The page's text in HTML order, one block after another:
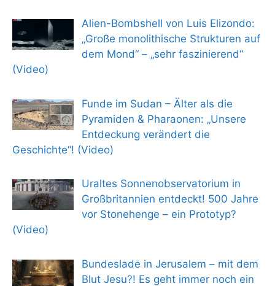
Alien-Bombshell von Luis Elizondo:
„Große monolithische Strukturen auf
dem Mond“ – „sehr faszinierend“
(Video)
Funde im Sudan – Älter als die
Pyramiden & Pharaonen: „Unsere
Entdeckung verändert die
Geschichte“! (Video)
Uraltes Sonnenobservatorium in
Großbritannien entdeckt! 500 Jahre
vor Stonehenge – ein Prototyp?
(Video)
Bundeslade in Jerusalem – mit dem
Blut Jesu?! Es geht immer noch ein